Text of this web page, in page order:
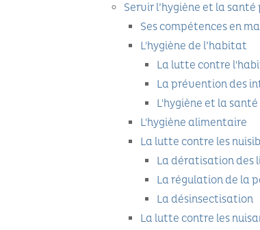
Servir l’hygiène et la santé
Ses compétences en
L'hygiène de l’habitat
La lutte contre
La prévention des
L'hygiène et la
L'hygiène alimentaire
La lutte contre les
La dératisation des
La régulation de la
La désinsectisation
La lutte contre les